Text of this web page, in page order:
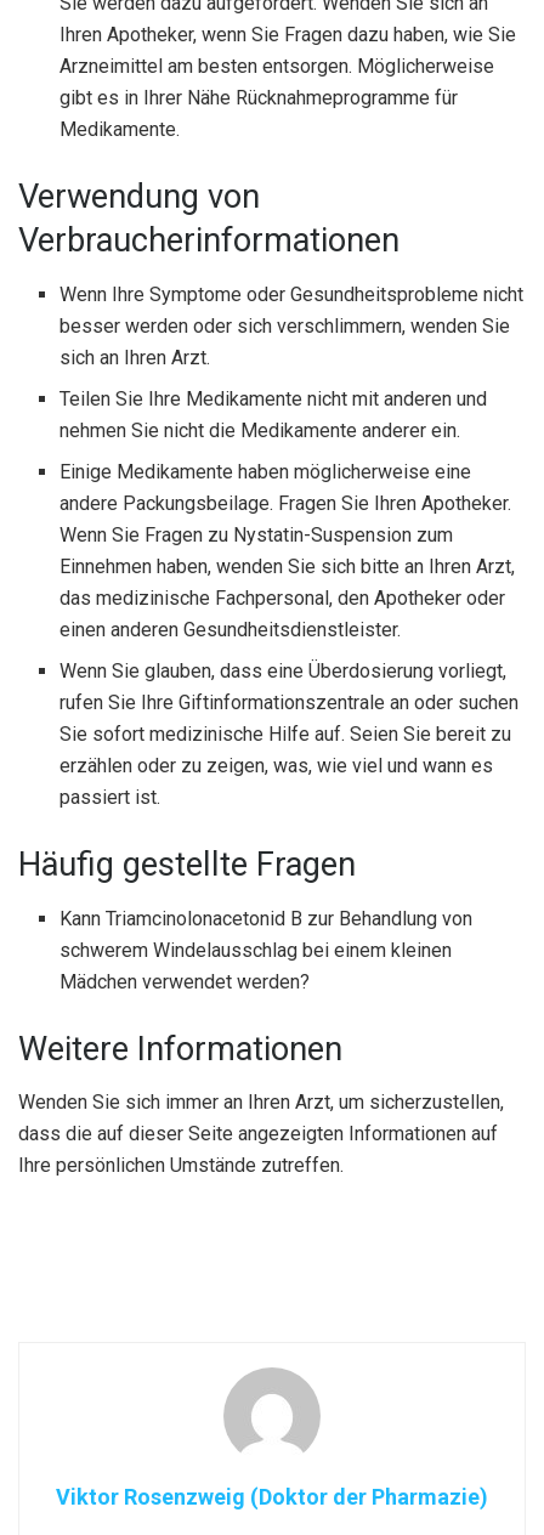
Ihren Apotheker, wenn Sie Fragen dazu haben, wie Sie
Arzneimittel am besten entsorgen. Möglicherweise
gibt es in Ihrer Nähe Rücknahmeprogramme für
Medikamente.
Verwendung von
Verbraucherinformationen
Wenn Ihre Symptome oder Gesundheitsprobleme nicht
besser werden oder sich verschlimmern, wenden Sie
sich an Ihren Arzt.
Teilen Sie Ihre Medikamente nicht mit anderen und
nehmen Sie nicht die Medikamente anderer ein.
Einige Medikamente haben möglicherweise eine
andere Packungsbeilage. Fragen Sie Ihren Apotheker.
Wenn Sie Fragen zu Nystatin-Suspension zum
Einnehmen haben, wenden Sie sich bitte an Ihren Arzt,
das medizinische Fachpersonal, den Apotheker oder
einen anderen Gesundheitsdienstleister.
Wenn Sie glauben, dass eine Überdosierung vorliegt,
rufen Sie Ihre Giftinformationszentrale an oder suchen
Sie sofort medizinische Hilfe auf. Seien Sie bereit zu
erzählen oder zu zeigen, was, wie viel und wann es
passiert ist.
Häufig gestellte Fragen
Kann Triamcinolonacetonid B zur Behandlung von
schwerem Windelausschlag bei einem kleinen
Mädchen verwendet werden?
Weitere Informationen
Wenden Sie sich immer an Ihren Arzt, um sicherzustellen,
dass die auf dieser Seite angezeigten Informationen auf
Ihre persönlichen Umstände zutreffen.
Viktor Rosenzweig (Doktor der Pharmazie)